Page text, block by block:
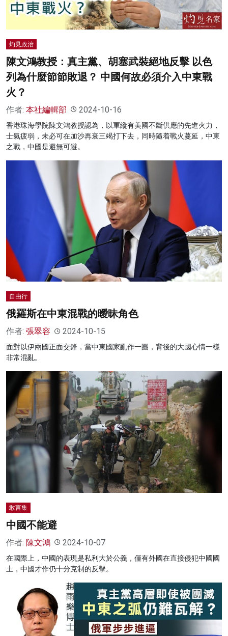
灼見政治
陳文鴻教授：真主黨、胡塞武裝絕地反擊 以色
列為什麼節節敗退？ 中國何故必須介入中東戰
火？
作者: 本社編輯部 2024-10-16
香港珠海學院陳文鴻教授認為，以軍縱有美國不斷供應的先進火力，
士氣疲弱，未必可在加沙再衰三竭打下去，同時隨着戰火蔓延，中東
之戰，中國是避無可避。
自由行
俄羅斯在中東混戰的曖昧角色
作者: 張翠容 2024-10-15
面對以伊兩國正面交鋒，當中東國家亂作一團，背後的大國心情一樣
非常混亂。
敢言集
中國不能避
作者: 陳文鴻 2024-10-07
在國際上，中國的表現是私利大於公義，僅有外國在直接侵犯中國國
土，中國才作仍十分克制的反擊。